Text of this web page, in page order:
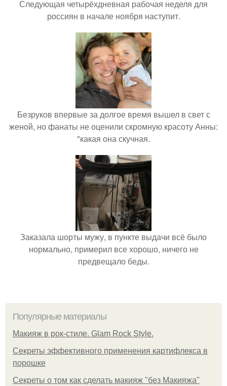
Следующая четырёхдневная рабочая неделя для
россиян в начале ноября наступит.
Безруков впервые за долгое время вышел в свет с
женой, но фанаты не оценили скромную красоту Анны:
"какая она скучная.
Заказала шорты мужу, в пункте выдачи всё было
нормально, примерил все хорошо, ничего не
предвещало беды.
Популярные материалы
Макияж в рок-стиле. Glam Rock Style.
Секреты эффективного применения картифлекса в
порошке
Секреты о том как сделать макияж "без Макияжа"